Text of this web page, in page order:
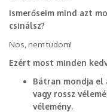
Ismerőseim mind azt
csinálsz?
Nos, nem tudom!
Ezért most minden
Bátran mondja el
vagy rossz
vélemény.